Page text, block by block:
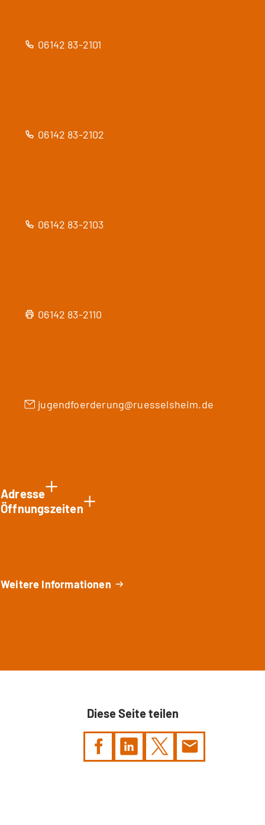
06142 83-2101
06142 83-2102
06142 83-2103
06142 83-2110
jugendfoerderung ruesselsheim de
Adresse
Öffnungszeiten
Weitere Informationen
Diese Seite teilen